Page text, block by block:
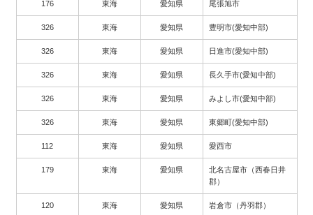
176 東海 愛知県 尾張旭市
326 東海 愛知県 豊明市(愛知中部)
326 東海 愛知県 日進市(愛知中部)
326 東海 愛知県 長久手市(愛知中部)
326 東海 愛知県 みよし市(愛知中部)
326 東海 愛知県 東郷町(愛知中部)
112 東海 愛知県 愛西市
179 東海 愛知県
北名古屋市（西春日井
郡）
120 東海 愛知県 岩倉市（丹羽郡）